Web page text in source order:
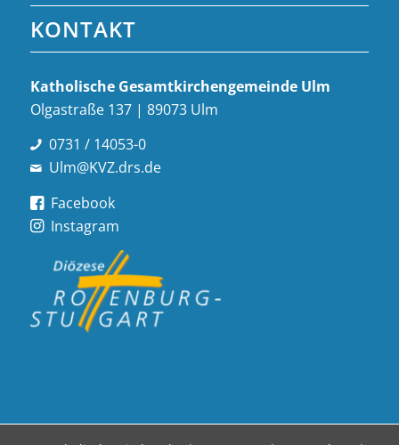
KONTAKT
Katholische Gesamt­kirchen­gemeinde Ulm
Olgastraße 137 | 89073 Ulm
0731 / 14053-0
Ulm@KVZ.drs.de
Facebook
Instagram